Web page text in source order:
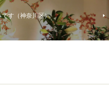
す（神奈川区）